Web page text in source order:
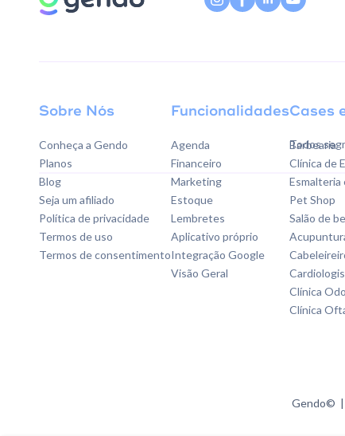
Sobre Nós
Conheça a Gendo
Planos
Blog
Seja um afiliado
Política de privacidade
Termos de uso
Termos de consentimento
Funcionalidades
Agenda
Financeiro
Marketing
Estoque
Lembretes
Aplicativo próprio
Integração Google
Visão Geral
Cases
Todos
Barbearia
Clínica de
Esmalteria
Pet Shop
Salão de
Clínica
Clínica
Gendo© |